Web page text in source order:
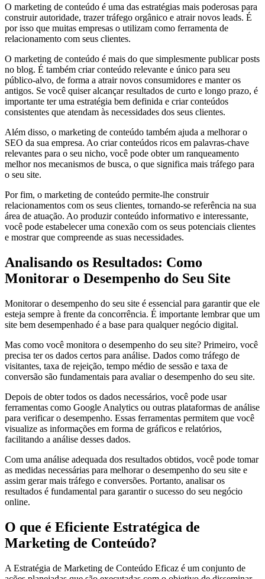
O marketing de conteúdo é uma das estratégias mais poderosas para
construir autoridade, trazer tráfego orgânico e atrair novos leads. É
por isso que muitas empresas o utilizam como ferramenta de
relacionamento com seus clientes.
O marketing de conteúdo é mais do que simplesmente publicar posts
no blog. É também criar conteúdo relevante e único para seu
público-alvo, de forma a atrair novos consumidores e manter os
antigos. Se você quiser alcançar resultados de curto e longo prazo, é
importante ter uma estratégia bem definida e criar conteúdos
consistentes que atendam às necessidades dos seus clientes.
Além disso, o marketing de conteúdo também ajuda a melhorar o
SEO da sua empresa. Ao criar conteúdos ricos em palavras-chave
relevantes para o seu nicho, você pode obter um ranqueamento
melhor nos mecanismos de busca, o que significa mais tráfego para
o seu site.
Por fim, o marketing de conteúdo permite-lhe construir
relacionamentos com os seus clientes, tornando-se referência na sua
área de atuação. Ao produzir conteúdo informativo e interessante,
você pode estabelecer uma conexão com os seus potenciais clientes
e mostrar que compreende as suas necessidades.
Analisando os Resultados: Como
Monitorar o Desempenho do Seu Site
Monitorar o desempenho do seu site é essencial para garantir que ele
esteja sempre à frente da concorrência. É importante lembrar que um
site bem desempenhado é a base para qualquer negócio digital.
Mas como você monitora o desempenho do seu site? Primeiro, você
precisa ter os dados certos para análise. Dados como tráfego de
visitantes, taxa de rejeição, tempo médio de sessão e taxa de
conversão são fundamentais para avaliar o desempenho do seu site.
Depois de obter todos os dados necessários, você pode usar
ferramentas como Google Analytics ou outras plataformas de análise
para verificar o desempenho. Essas ferramentas permitem que você
visualize as informações em forma de gráficos e relatórios,
facilitando a análise desses dados.
Com uma análise adequada dos resultados obtidos, você pode tomar
as medidas necessárias para melhorar o desempenho do seu site e
assim gerar mais tráfego e conversões. Portanto, analisar os
resultados é fundamental para garantir o sucesso do seu negócio
online.
O que é Eficiente Estratégica de
Marketing de Conteúdo?
A Estratégia de Marketing de Conteúdo Eficaz é um conjunto de